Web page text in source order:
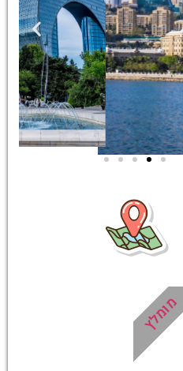
סיורים
הדרכה מקצועית
ואינפורמטיבית
לחצו פה!
מומלץ